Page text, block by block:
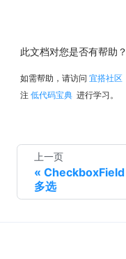
此文档对您是否有帮助？
如需帮助，请访问 宜搭社区
注 低代码宝典 进行学习。
上一页
CheckboxField
多选